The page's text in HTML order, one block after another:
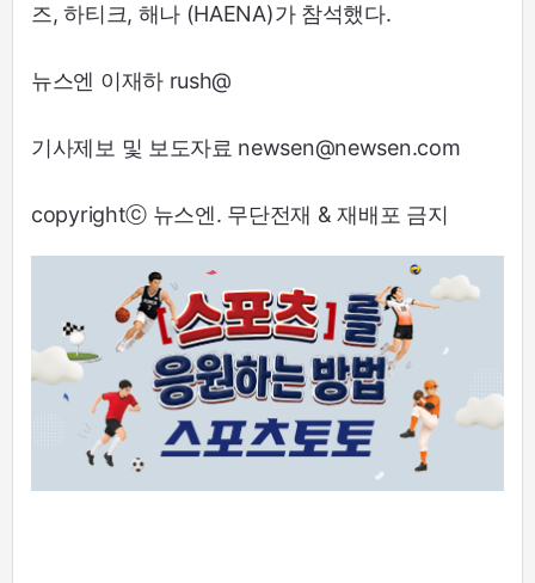
즈, 하티크, 해나 (HAENA)가 참석했다.
뉴스엔 이재하 rush@
기사제보 및 보도자료 newsen@newsen.com
copyrightⓒ 뉴스엔. 무단전재 & 재배포 금지